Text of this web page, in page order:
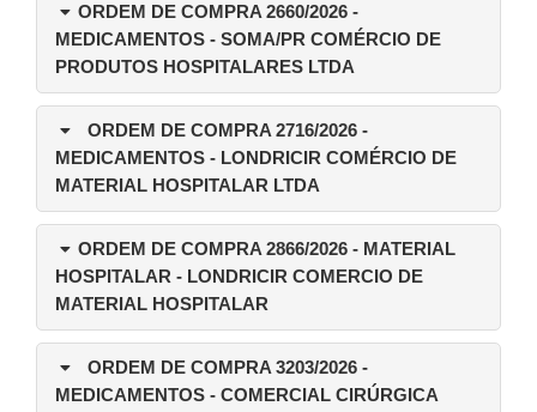
ORDEM DE COMPRA 2660/2026 -
MEDICAMENTOS - SOMA/PR COMÉRCIO DE
PRODUTOS HOSPITALARES LTDA
ORDEM DE COMPRA 2716/2026 -
MEDICAMENTOS - LONDRICIR COMÉRCIO DE
MATERIAL HOSPITALAR LTDA
ORDEM DE COMPRA 2866/2026 - MATERIAL
HOSPITALAR - LONDRICIR COMERCIO DE
MATERIAL HOSPITALAR
ORDEM DE COMPRA 3203/2026 -
MEDICAMENTOS - COMERCIAL CIRÚRGICA